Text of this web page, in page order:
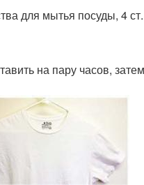
для мытья посуды, 4
на пару часов,